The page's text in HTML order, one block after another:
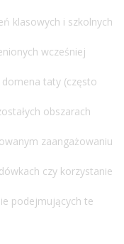
klasowych i szkolnych
wcześniej
taty (często
obszarach
zaangażowaniu
czy korzystanie
podejmujących te